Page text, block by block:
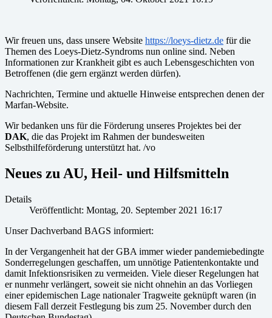
Wir freuen uns, dass unsere Website https://loeys-dietz.de für die
Themen des Loeys-Dietz-Syndroms nun online sind. Neben
Informationen zur Krankheit gibt es auch Lebensgeschichten von
Betroffenen (die gern ergänzt werden dürfen).
Nachrichten, Termine und aktuelle Hinweise entsprechen denen der
Marfan-Website.
Wir bedanken uns für die Förderung unseres Projektes bei der
DAK, die das Projekt im Rahmen der bundesweiten
Selbsthilfeförderung unterstützt hat. /vo
Neues zu AU, Heil- und Hilfsmitteln
Details
Veröffentlicht: Montag, 20. September 2021 16:17
Unser Dachverband BAGS informiert:
In der Vergangenheit hat der GBA immer wieder pandemiebedingte
Sonderregelungen geschaffen, um unnötige Patientenkontakte und
damit Infektionsrisiken zu vermeiden. Viele dieser Regelungen hat
er nunmehr verlängert, soweit sie nicht ohnehin an das Vorliegen
einer epidemischen Lage nationaler Tragweite geknüpft waren (in
diesem Fall derzeit Festlegung bis zum 25. November durch den